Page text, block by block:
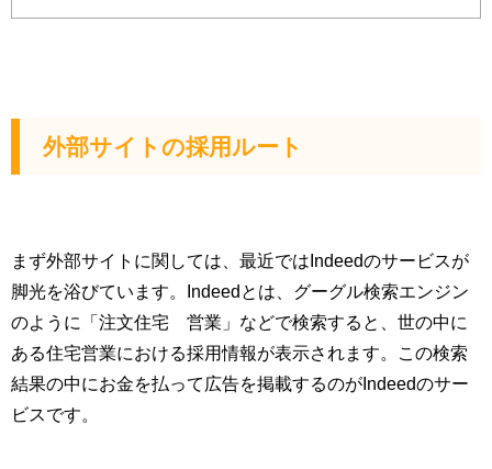
外部サイトの採用ルート
まず外部サイトに関しては、最近ではIndeedのサービスが
脚光を浴びています。Indeedとは、グーグル検索エンジン
のように「注文住宅 営業」などで検索すると、世の中に
ある住宅営業における採用情報が表示されます。この検索
結果の中にお金を払って広告を掲載するのがIndeedのサー
ビスです。